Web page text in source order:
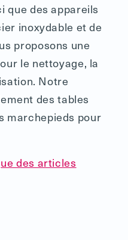
que des appareils
inoxydable et de
proposons une
le nettoyage, la
Notre
des tables
marchepieds pour
des articles